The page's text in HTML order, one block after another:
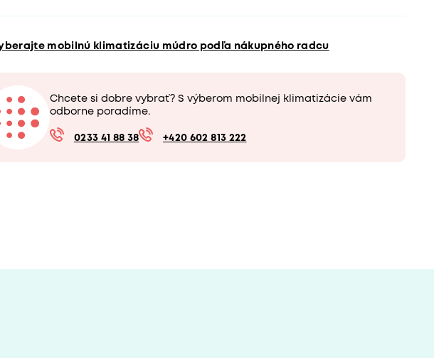
mobilnú klimatizáciu múdro podľa nákupného radcu
Chcete si dobre vybrať? S výberom mobilnej klimatizácie vám
odborne poradíme.
0233 41 88 38 +420 602 813 222